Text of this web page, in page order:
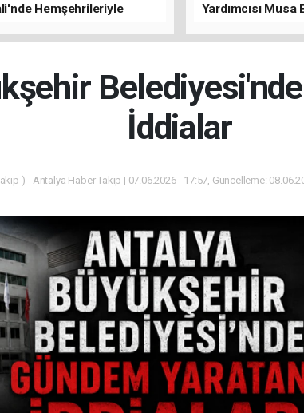
Hemşehrileriyle
Yardımcısı Musa
İddialar
) - Antalya Haber Takip | 07.06.2026 - 17:57, Güncelleme: